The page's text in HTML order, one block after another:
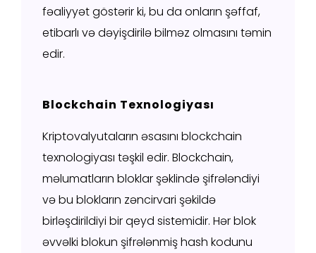
fəaliyyət göstərir ki, bu da onların şəffaf,
etibarlı və dəyişdirilə bilməz olmasını təmin
edir.
Blockchain Texnologiyası
Kriptovalyutaların əsasını blockchain
texnologiyası təşkil edir. Blockchain,
məlumatların bloklar şəklində şifrələndiyi
və bu blokların zəncirvari şəkildə
birləşdirildiyi bir qeyd sistemidir. Hər blok
əvvəlki blokun şifrələnmiş hash kodunu